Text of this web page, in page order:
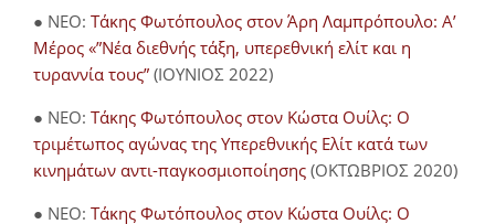
● NEO: Τάκης Φωτόπουλος στον Άρη Λαμπρόπουλο: Α’
Μέρος «”Νέα διεθνής τάξη, υπερεθνική ελίτ και η
τυραννία τους” (ΙΟΥΝΙΟΣ 2022)
● NEO: Τάκης Φωτόπουλος στον Κώστα Ουίλς: Ο
τριμέτωπος αγώνας της Υπερεθνικής Ελίτ κατά των
κινημάτων αντι-παγκοσμιοποίησης (ΟΚΤΩΒΡΙΟΣ 2020)
● NEO: Τάκης Φωτόπουλος στον Κώστα Ουίλς: Ο